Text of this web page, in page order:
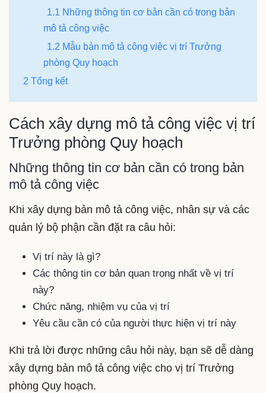
1.1 Những thông tin cơ bản cần có trong bản
mô tả công việc
1.2 Mẫu bản mô tả công việc vị trí Trưởng
phòng Quy hoạch
2 Tổng kết
Cách xây dựng mô tả công việc vị trí
Trưởng phòng Quy hoạch
Những thông tin cơ bản cần có trong bản
mô tả công việc
Khi xây dựng bản mô tả công việc, nhân sự và các
quản lý bộ phận cần đặt ra câu hỏi:
Vị trí này là gì?
Các thông tin cơ bản quan trọng nhất về vị trí
này?
Chức năng, nhiệm vụ của vị trí
Yêu cầu cần có của người thực hiện vị trí này
Khi trả lời được những câu hỏi này, bạn sẽ dễ dàng
xây dựng bản mô tả công việc cho vị trí Trưởng
phòng Quy hoạch.